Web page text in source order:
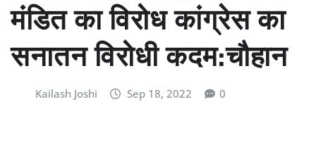
मंडित का विरोध कांग्रेस का
सनातन विरोधी कदम:चौहान
Kailash Joshi Sep 18, 2022 0